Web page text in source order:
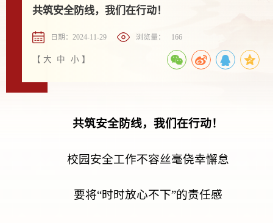
共筑安全防线，我们在行动！
日期：2024-11-29 浏览量： 166
【 大 中 小 】
共筑安全防线，我们在行动！
校园安全工作不容丝毫侥幸懈怠
要将“时时放心不下”的责任感